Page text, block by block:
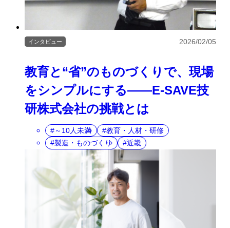
教育と“省”のものづくりで、現場
をシンプルにする――E-SAVE技
研株式会社の挑戦とは
インタビュー 2026/02/05
～10人未満
教育・人材・研修
製造・ものづくり
近畿